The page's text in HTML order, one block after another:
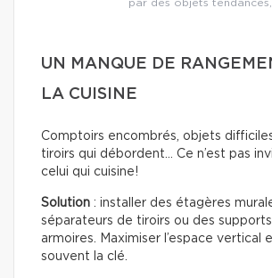
par des objets tendances,
UN MANQUE DE
LA CUISINE
Comptoirs encombrés, objets
tiroirs qui débordent… Ce n’est pas
celui qui cuisine!
Solution : installer des étagères
séparateurs de tiroirs ou des
armoires. Maximiser l’espace vertical
souvent la clé.